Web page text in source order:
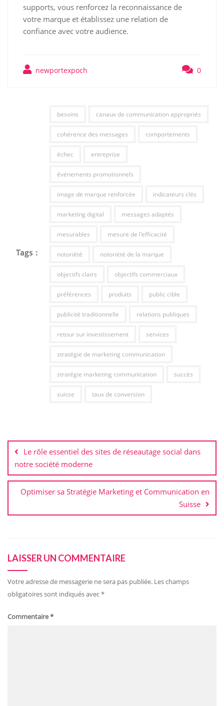
supports, vous renforcez la reconnaissance de
votre marque et établissez une relation de
confiance avec votre audience.
newportexpoch 0
Tags :
besoins canaux de communication appropriés
cohérence des messages comportements
échec entreprise
événements promotionnels
image de marque renforcée indicateurs clés
marketing digital messages adaptés
mesurables mesure de l'efficacité
notoriété notoriété de la marque
objectifs clairs objectifs commerciaux
préférences produits public cible
publicité traditionnelle relations publiques
retour sur investissement services
stratégie de marketing communication
stratégie marketing communication succès
suisse taux de conversion
de
l’article
Le rôle essentiel des sites de réseautage social dans
notre société moderne
Optimiser sa Stratégie Marketing et Communication en
Suisse
LAISSER UN COMMENTAIRE
Votre adresse de messagerie ne sera pas publiée. Les champs
obligatoires sont indiqués avec*
Commentaire*